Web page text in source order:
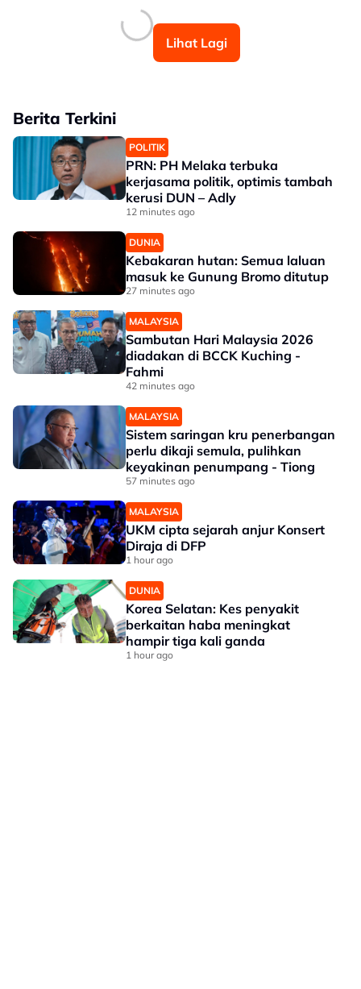
Lihat Lagi
Berita Terkini
POLITIK
PRN: PH Melaka terbuka
kerjasama politik, optimis tambah
kerusi DUN – Adly
12 minutes ago
DUNIA
Kebakaran hutan: Semua laluan
masuk ke Gunung Bromo ditutup
27 minutes ago
MALAYSIA
Sambutan Hari Malaysia 2026
diadakan di BCCK Kuching -
Fahmi
42 minutes ago
MALAYSIA
Sistem saringan kru penerbangan
perlu dikaji semula, pulihkan
keyakinan penumpang - Tiong
57 minutes ago
MALAYSIA
UKM cipta sejarah anjur Konsert
Diraja di DFP
1 hour ago
DUNIA
Korea Selatan: Kes penyakit
berkaitan haba meningkat
hampir tiga kali ganda
1 hour ago